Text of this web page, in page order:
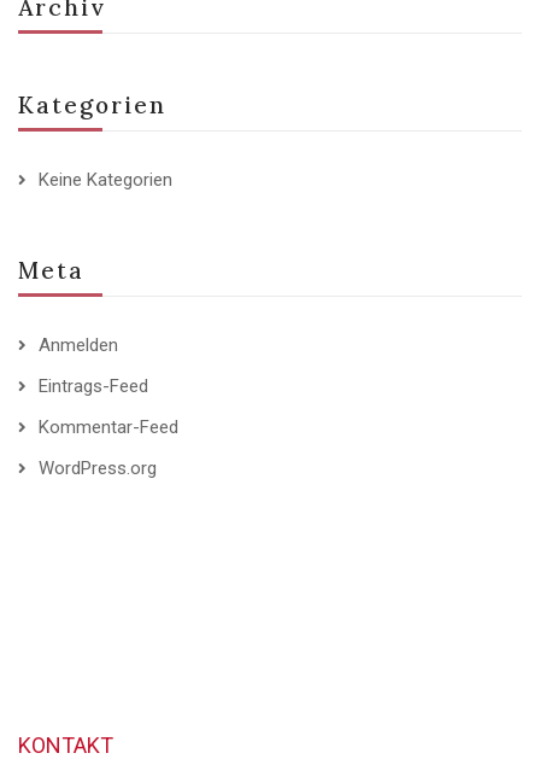
Archiv
Kategorien
Keine Kategorien
Meta
Anmelden
Eintrags-Feed
Kommentar-Feed
WordPress.org
KONTAKT